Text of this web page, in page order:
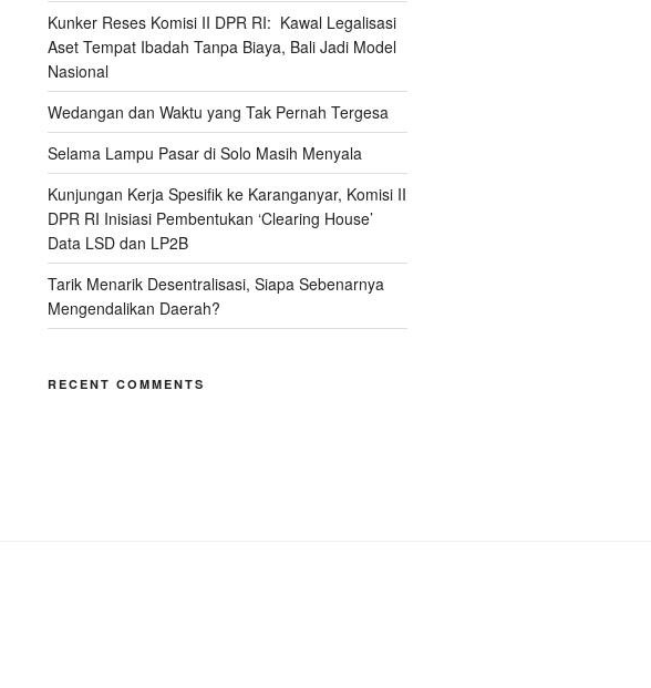
Kunker Reses Komisi II DPR RI: Kawal Legalisasi
Aset Tempat Ibadah Tanpa Biaya, Bali Jadi Model
Nasional
Wedangan dan Waktu yang Tak Pernah Tergesa
Selama Lampu Pasar di Solo Masih Menyala
Kunjungan Kerja Spesifik ke Karanganyar, Komisi II
DPR RI Inisiasi Pembentukan ‘Clearing House’
Data LSD dan LP2B
Tarik Menarik Desentralisasi, Siapa Sebenarnya
Mengendalikan Daerah?
RECENT COMMENTS